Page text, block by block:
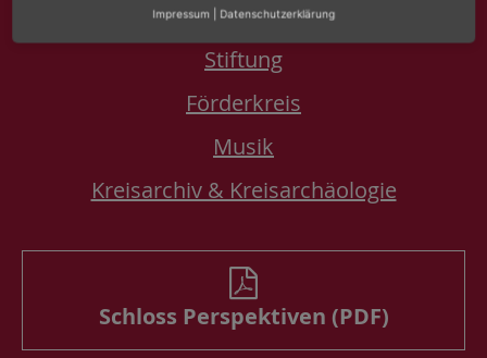
Gastronomie
Stiftung
Förderkreis
Musik
Kreisarchiv & Kreisarchäologie
Schloss Perspektiven (PDF)
Impressum Datenschutzerklärung